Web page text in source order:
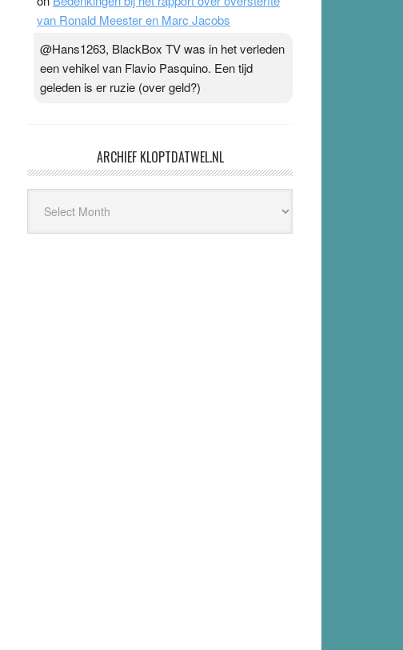
van Ronald Meester en Marc Jacobs
@Hans1263, BlackBox TV was in het verleden
een vehikel van Flavio Pasquino. Een tijd
geleden is er ruzie (over geld?)
ARCHIEF KLOPTDATWEL.NL
Kloptdatwel.nl